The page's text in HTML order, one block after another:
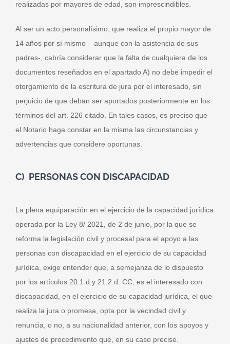
realizadas por mayores de edad, son imprescindibles.
Al ser un acto personalísimo, que realiza el propio mayor de
14 años por sí mismo – aunque con la asistencia de sus
padres-, cabría considerar que la falta de cualquiera de los
documentos reseñados en el apartado A) no debe impedir el
otorgamiento de la escritura de jura por el interesado, sin
perjuicio de que deban ser aportados posteriormente en los
términos del art. 226 citado. En tales casos, es preciso que
el Notario haga constar en la misma las circunstancias y
advertencias que considere oportunas.
C) PERSONAS CON DISCAPACIDAD
La plena equiparación en el ejercicio de la capacidad jurídica
operada por la Ley 8/ 2021, de 2 de junio, por la que se
reforma la legislación civil y procesal para el apoyo a las
personas con discapacidad en el ejercicio de su capacidad
jurídica, exige entender que, a semejanza de lo dispuesto
por los artículos 20.1.d y 21.2.d. CC, es el interesado con
discapacidad, en el ejercicio de su capacidad jurídica, el que
realiza la jura o promesa, opta por la vecindad civil y
renuncia, o no, a su nacionalidad anterior, con los apoyos y
ajustes de procedimiento que, en su caso precise.